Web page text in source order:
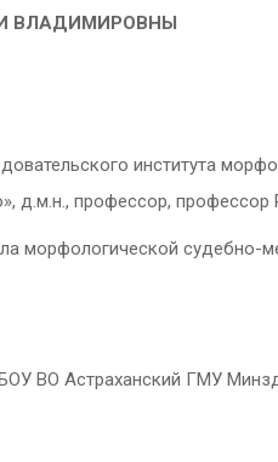
ВЛАДИМИРОВНЫ
института
д.м.н., профессор,
морфологической
ВО Астраханский ГМУ